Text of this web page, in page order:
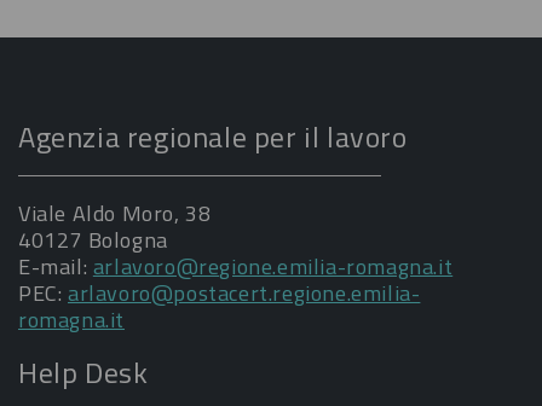
Agenzia regionale per il lavoro
Viale Aldo Moro, 38
40127 Bologna
E-mail: arlavoro@regione.emilia-romagna.it
PEC: arlavoro@postacert.regione.emilia-
romagna.it
Help Desk